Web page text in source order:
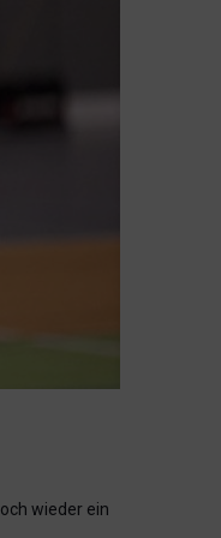
wieder ein